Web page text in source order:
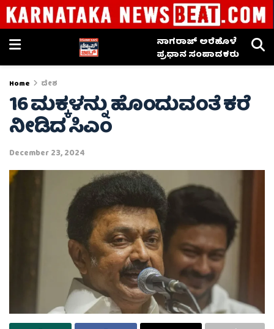
ನಾಗರಾಜ್ ಅರೆಹೊಳೆ
ಪ್ರಧಾನ ಸಂಪಾದಕರು
Home ದೇಶ
16 ಮಕ್ಕಳನ್ನು ಹೊಂದುವಂತೆ ಕರೆ
ನೀಡಿದ ಸಿಎಂ
December 23, 2024